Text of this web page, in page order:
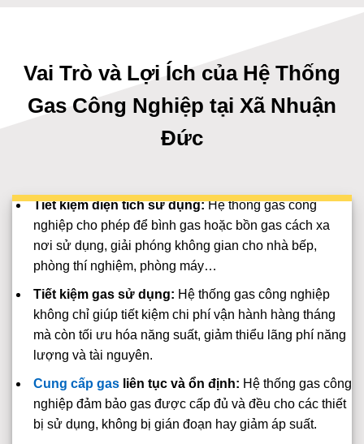
Vai Trò và Lợi Ích của Hệ Thống
Gas Công Nghiệp tại Xã Nhuận
Đức
Tiết kiệm diện tích sử dụng:Hệ thống gas công
nghiệp cho phép để bình gas hoặc bồn gas cách xa
nơi sử dụng, giải phóng không gian cho nhà bếp,
phòng thí nghiệm, phòng máy…
Tiết kiệm gas sử dụng: Hệ thống gas công nghiệp
không chỉ giúp tiết kiệm chi phí vận hành hàng tháng
mà còn tối ưu hóa năng suất, giảm thiểu lãng phí năng
lượng và tài nguyên.
Cung cấp gasliên tục và ổn định: Hệ thống gas công
nghiệp đảm bảo gas được cấp đủ và đều cho các thiết
bị sử dụng, không bị gián đoạn hay giảm áp suất.